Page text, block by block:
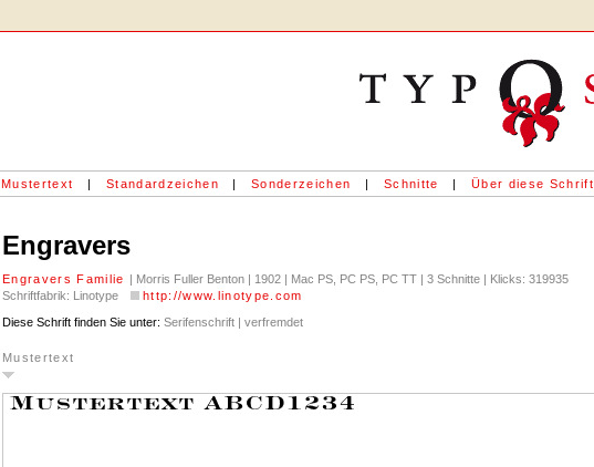
Mustertext | Standardzeichen | Sonderzeichen | Schnitte | Über diese Schrift
Engravers
Engravers Familie | Morris Fuller Benton | 1902 | Mac PS, PC PS, PC TT | 3 Schnitte | Klicks: 319935
Schriftfabrik: Linotype
http://www.linotype.com
Diese Schrift finden Sie unter: Serifenschrift | verfremdet
Mustertext